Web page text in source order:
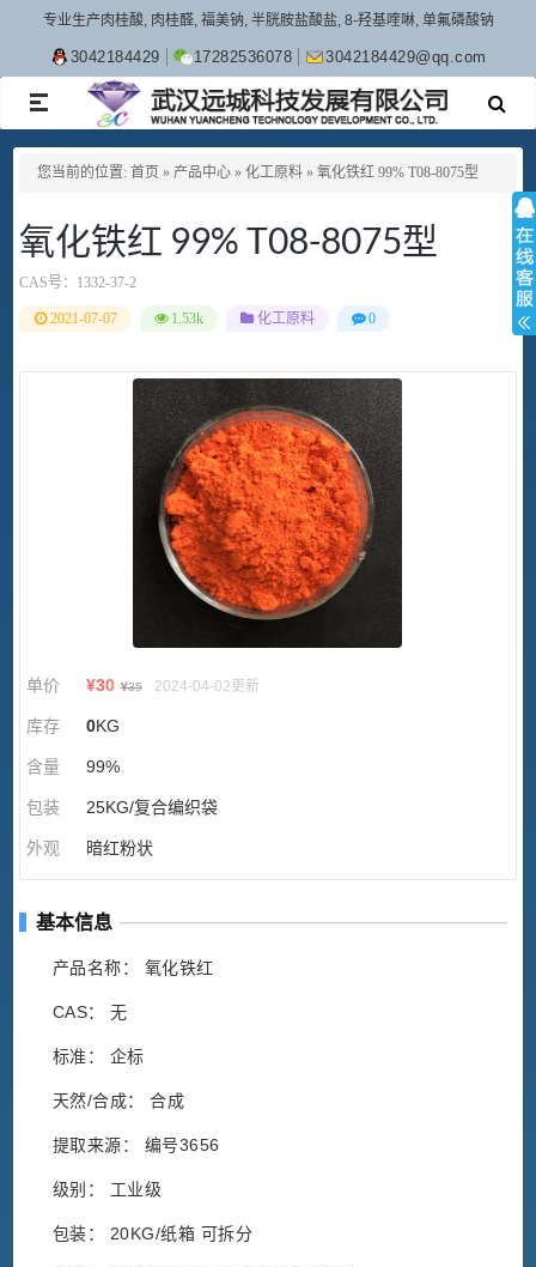
专业生产肉桂酸, 肉桂醛, 福美钠, 半胱胺盐酸盐, 8-羟基喹啉, 单氟磷酸钠
3042184429 17282536078 3042184429@qq.com
TOGGLE
NAVIGATION
您当前的位置: 首页 » 产品中心 » 化工原料 » 氧化铁红 99% T08-8075型
氧化铁红 99% T08-8075型
CAS号： 1332-37-2
2021-07-07 1.53k 化工原料 0
单价 ¥30 ¥35 2024-04-02更新
库存 0KG
含量 99%
包装 25KG/复合编织袋
外观 暗红粉状
基本信息
产品名称： 氧化铁红
CAS： 无
标准： 企标
天然/合成： 合成
提取来源： 编号3656
级别： 工业级
包装： 20KG/纸箱 可拆分